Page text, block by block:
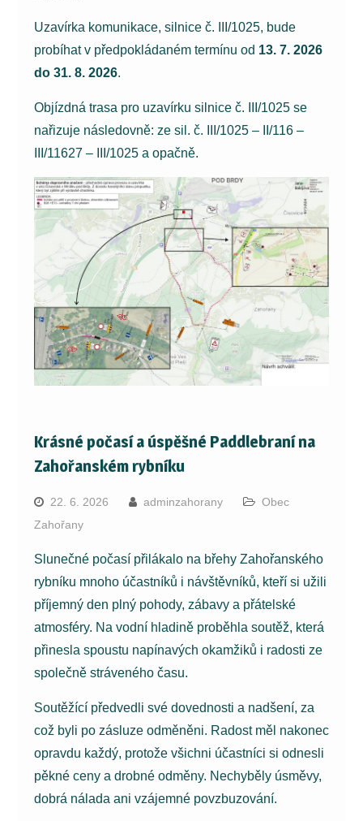
Uzavírka komunikace, silnice č. III/1025, bude
probíhat v předpokládaném termínu od 13. 7. 2026
do 31. 8. 2026.
Objízdná trasa pro uzavírku silnice č. III/1025 se
nařizuje následovně: ze sil. č. III/1025 – II/116 –
III/11627 – III/1025 a opačně.
Krásné počasí a úspěšné Paddlebraní na
Zahořanském rybníku
22. 6. 2026 adminzahorany
Obec
Zahořany
Slunečné počasí přilákalo na břehy Zahořanského
rybníku mnoho účastníků i návštěvníků, kteří si užili
příjemný den plný pohody, zábavy a přátelské
atmosféry. Na vodní hladině proběhla soutěž, která
přinesla spoustu napínavých okamžiků i radosti ze
společně stráveného času.
Soutěžící předvedli své dovednosti a nadšení, za
což byli po zásluze odměněni. Radost měl nakonec
opravdu každý, protože všichni účastníci si odnesli
pěkné ceny a drobné odměny. Nechyběly úsměvy,
dobrá nálada ani vzájemné povzbuzování.